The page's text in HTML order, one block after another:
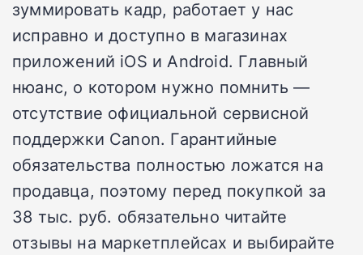
зуммировать кадр, работает у нас
исправно и доступно в магазинах
приложений iOS и Android. Главный
нюанс, о котором нужно помнить —
отсутствие официальной сервисной
поддержки Canon. Гарантийные
обязательства полностью ложатся на
продавца, поэтому перед покупкой за
38 тыс. руб. обязательно читайте
отзывы на маркетплейсах и выбирайте